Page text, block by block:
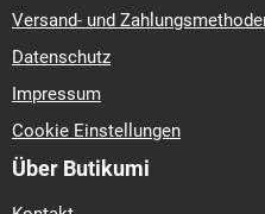
Versand- und
Datenschutz
Impressum
Cookie Einstellungen
Über Butikumi